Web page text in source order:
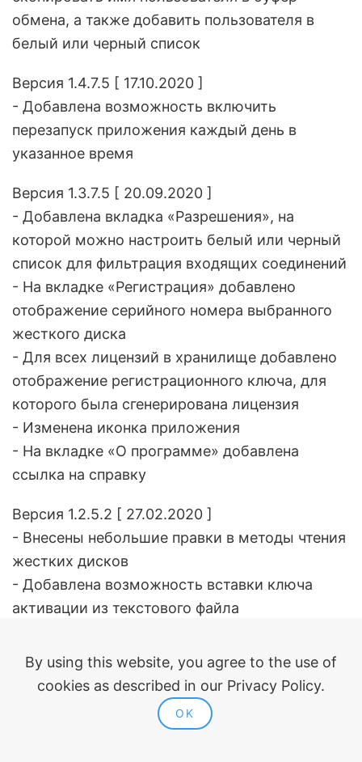
обмена, а также добавить пользователя в
белый или черный список
Версия 1.4.7.5 [ 17.10.2020 ]
- Добавлена возможность включить
перезапуск приложения каждый день в
указанное время
Версия 1.3.7.5 [ 20.09.2020 ]
- Добавлена вкладка «Разрешения», на
которой можно настроить белый или черный
список для фильтрация входящих соединений
- На вкладке «Регистрация» добавлено
отображение серийного номера выбранного
жесткого диска
- Для всех лицензий в хранилище добавлено
отображение регистрационного ключа, для
которого была сгенерирована лицензия
- Изменена иконка приложения
- На вкладке «О программе» добавлена
ссылка на справку
Версия 1.2.5.2 [ 27.02.2020 ]
- Внесены небольшие правки в методы чтения
жестких дисков
- Добавлена возможность вставки ключа
активации из текстового файла
- Убрано отображение ошибок в
всплывающем окне, возникающих при
проверке обновлений
By using this website, you agree to the use of
cookies as described in our Privacy Policy.
OK